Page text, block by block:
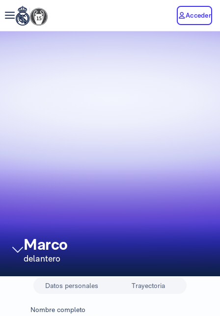
Acceder
Marco
delantero
Datos personales Trayectoria
Nombre completo